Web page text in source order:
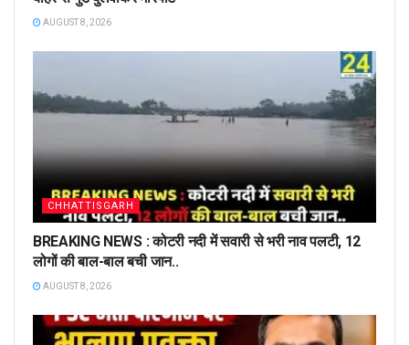
AUGUST 8, 2026
CHHATTISGARH
BREAKING NEWS : कोटरी नदी में सवारी से भरी नाव पलटी, 12
लोगों की बाल-बाल बची जान..
AUGUST 8, 2026